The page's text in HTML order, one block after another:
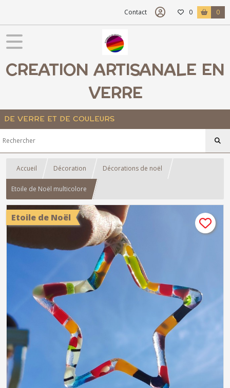
Contact 0 0
CREATION ARTISANALE EN
VERRE
DE VERRE ET DE COULEURS
Accueil Décoration Décorations de noël
Etoile de Noël multicolore
Etoile de Noël